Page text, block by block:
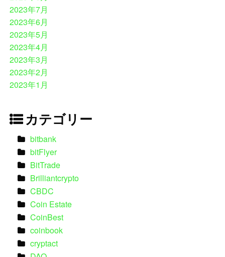
2023年7月
2023年6月
2023年5月
2023年4月
2023年3月
2023年2月
2023年1月
カテゴリー
bitbank
bitFlyer
BitTrade
Brilliantcrypto
CBDC
Coin Estate
CoinBest
coinbook
cryptact